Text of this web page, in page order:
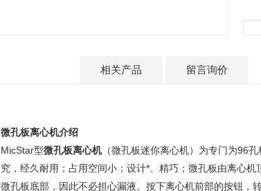
相关产品 留言询价
微孔板离心机介绍
MicStar型微孔板离心机（微孔板迷你离心机）为专门为96
究，经久耐用 ；占用空间小 ；设计*、精巧；微孔板由离心
微孔板底部，因此不必担心漏液。按下离心机前部的按钮，